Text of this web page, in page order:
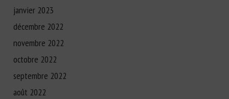
janvier 2023
décembre 2022
novembre 2022
octobre 2022
septembre 2022
août 2022